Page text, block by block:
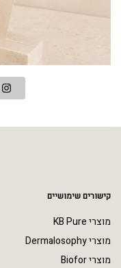
קישורים שימושיים
מוצרי KB Pure
מוצרי Dermalosophy
מוצרי Biofor